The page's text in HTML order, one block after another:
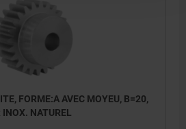
FORME:A AVEC MOYEU, B=20,
NATUREL